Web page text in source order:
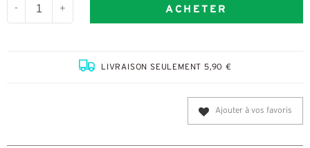
- + ACHETER
LIVRAISON SEULEMENT 5,90 €
Ajouter à vos favoris